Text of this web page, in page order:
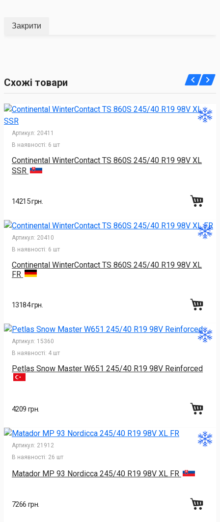
Закрити
Схожі товари
Артикул: 20411
В наявності: 6 шт
Continental WinterContact TS 860S 245/40 R19 98V XL
SSR
14215 грн.
Артикул: 20410
В наявності: 6 шт
Continental WinterContact TS 860S 245/40 R19 98V XL
FR
13184 грн.
Артикул: 15360
В наявності: 4 шт
Petlas Snow Master W651 245/40 R19 98V Reinforced
4209 грн.
Артикул: 21912
В наявності: 26 шт
Matador MP 93 Nordicca 245/40 R19 98V XL FR
7266 грн.